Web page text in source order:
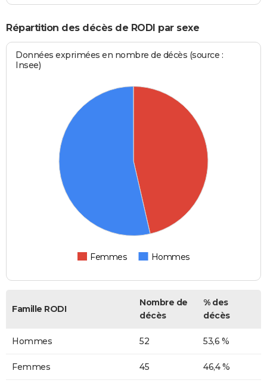
Répartition des décès de RODI par sexe
Données exprimées en nombre de décès (source :
Insee)
Femmes Hommes
Famille RODI
Nombre de
décès
% des
décès
Hommes 52 53,6 %
Femmes 45 46,4 %